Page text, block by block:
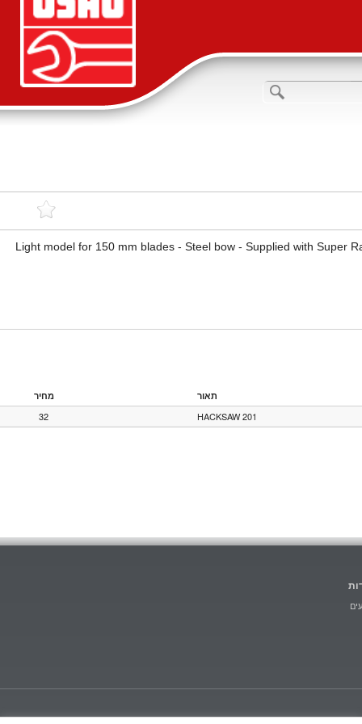
Light model for 150 mm blades - Steel bow - Supplied with Super
תאור מחיר
HACKSAW 201
32